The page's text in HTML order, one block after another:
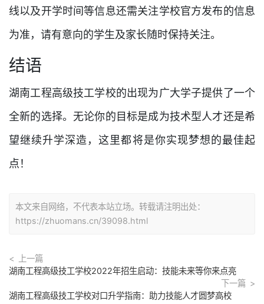
线以及开学时间等信息还需关注学校官方发布的信息
为准，请有意向的学生及家长随时保持关注。
结语
湖南工程高级技工学校的出现为广大学子提供了一个
全新的选择。无论你的目标是成为技术型人才还是希
望继续升学深造，这里都将是你实现梦想的最佳起
点！
本文来自网络，不代表本站立场。转载请注明出处：
https://zhuomans.cn/39098.html
上一篇
湖南工程高级技工学校2022年招生启动：技能未来等你来点亮
下一篇
湖南工程高级技工学校对口升学指南：助力技能人才圆梦高校